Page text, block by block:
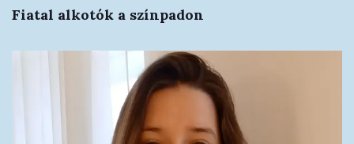
Fiatal alkotók a színpadon